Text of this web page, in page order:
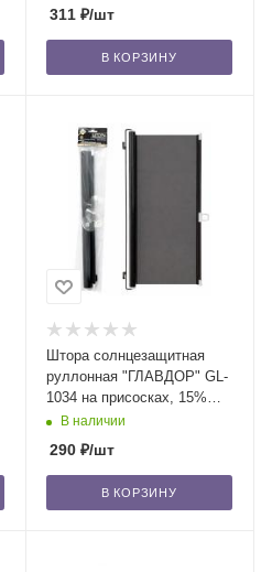
311₽/шт
В КОРЗИНУ
Штора солнцезащитная
руллонная "ГЛАВДОР" GL-
1034 на присосках, 15%
(50х130 см)/50
В наличии
290₽/шт
В КОРЗИНУ